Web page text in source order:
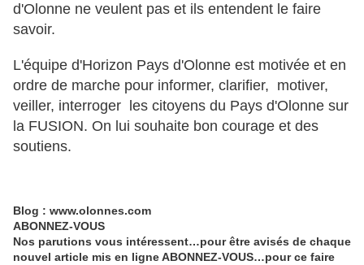
d'Olonne ne veulent pas et ils entendent le faire
savoir.
L'équipe d'Horizon Pays d'Olonne est motivée et en
ordre de marche pour informer, clarifier, motiver,
veiller, interroger les citoyens du Pays d'Olonne sur
la FUSION. On lui souhaite bon courage et des
soutiens.
Blog : www.olonnes.com
ABONNEZ-VOUS
Nos parutions vous intéressent…pour être avisés de chaque
nouvel article mis en ligne ABONNEZ-VOUS…pour ce faire